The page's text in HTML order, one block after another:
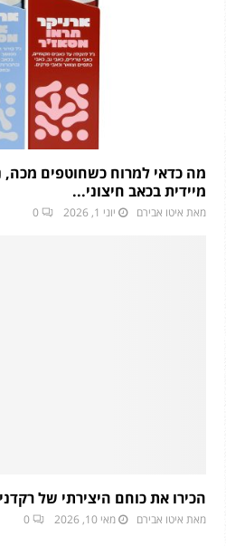
מה כדאי למרוח כשחוטפים מכה,
מיידית בכאב חיצוני...
מאת איטו אבירם יוני 1, 2026 0
הכירו את כוחם היצירתי של
מאת איטו אבירם מאי 10, 2026 0